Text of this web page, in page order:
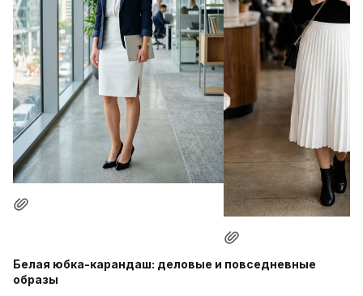
Белая юбка-карандаш: деловые и повседневные
образы